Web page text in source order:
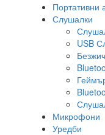
Портативни
Слушалки
USB
Микрофони
Уредби